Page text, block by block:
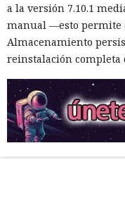
a la versión 7.10.1
manual —esto permite
Almacenamiento
reinstalación completa